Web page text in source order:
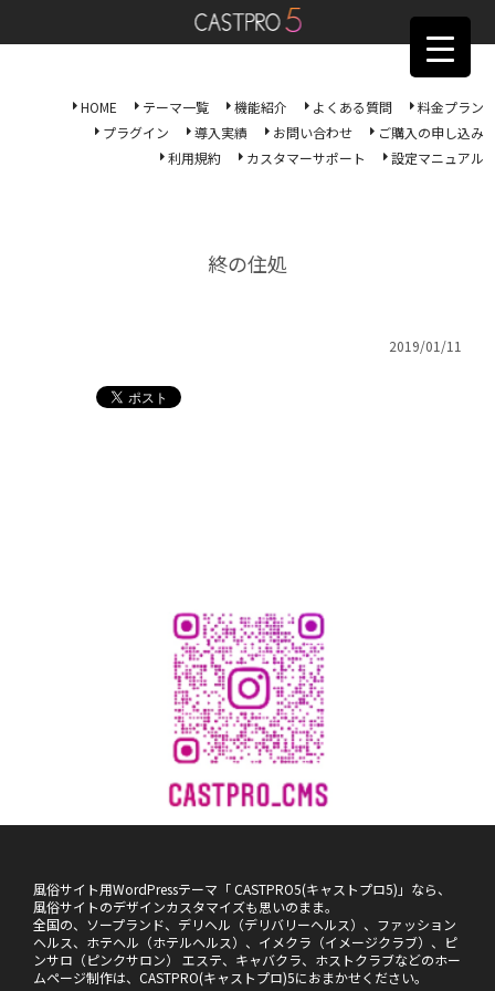
HOME テーマ一覧 機能紹介 よくある質問
料金プラン
プラグイン
導入実績 お問い合わせ
ご購入の申し込み
利用規約
カスタマーサポート 設定マニュアル
終の住処
2019/01/11
風俗サイト用WordPressテーマ「 CASTPRO5(キャストプロ5)」なら、
風俗サイトのデザインカスタマイズも思いのまま。
全国の、ソープランド、デリヘル（デリバリーヘルス）、ファッション
ヘルス、ホテヘル（ホテルヘルス）、イメクラ（イメージクラブ）、ピ
ンサロ（ピンクサロン） エステ、キャバクラ、ホストクラブなどのホー
ムページ制作は、CASTPRO(キャストプロ)5におまかせください。